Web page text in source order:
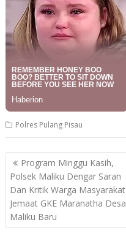
Polres Pulang Pisau
Post
navigation
Program Minggu Kasih,
Polsek Maliku Dengar Saran
Dan Kritik Warga Masyarakat
Jemaat GKE Maranatha Desa
Maliku Baru